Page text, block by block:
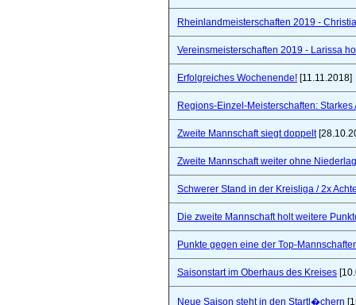
Rheinlandmeisterschaften 2019 -
Vereinsmeisterschaften 2019 - Larissa
Erfolgreiches Wochenende! [11.11.2018]
Regions-Einzel-Meisterschaften:
Zweite Mannschaft siegt doppelt
Zweite Mannschaft weiter ohne
Schwerer Stand in der Kreisliga / 2x
Die zweite Mannschaft holt weitere
Punkte gegen eine der Top-
Saisonstart im Oberhaus des Kreises
Neue Saison steht in den Startl�chern